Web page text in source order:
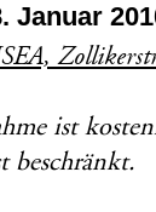
Januar
ist
beschränkt.